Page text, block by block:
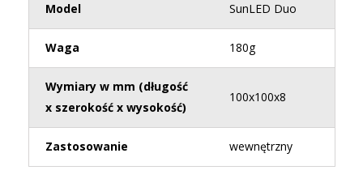
Model SunLED Duo
Waga 180g
Wymiary w mm (długość
x szerokość x wysokość)
100x100x8
Zastosowanie wewnętrzny